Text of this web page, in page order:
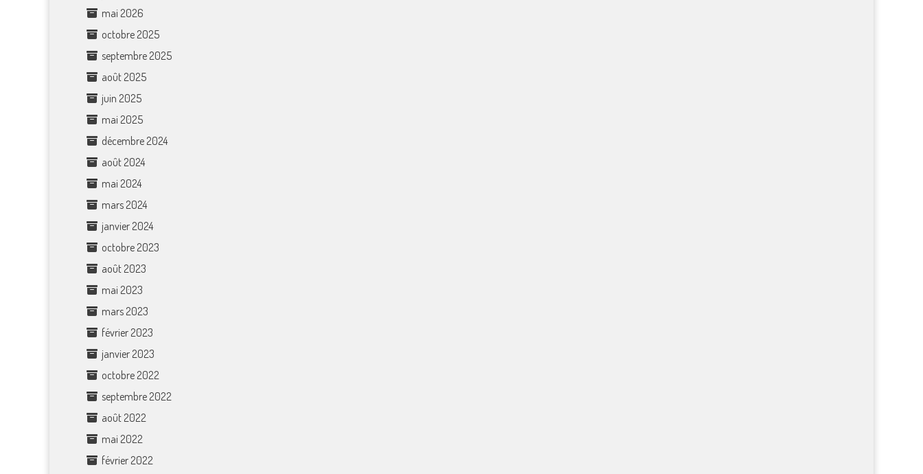
mai 2026
octobre 2025
septembre 2025
août 2025
juin 2025
mai 2025
décembre 2024
août 2024
mai 2024
mars 2024
janvier 2024
octobre 2023
août 2023
mai 2023
mars 2023
février 2023
janvier 2023
octobre 2022
septembre 2022
août 2022
mai 2022
février 2022